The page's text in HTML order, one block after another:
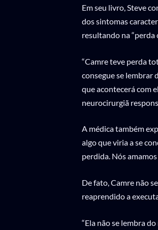
Em seu livro, Steve
dos sintomas
resultando na “perda
“Camre teve perda
consegue se lembrar
que acontecerá com
neurocirurgiã
A médica também
algo que viria a se
perdida. Nós
De fato, Camre não
reaprendido a
“Ela não se lembra